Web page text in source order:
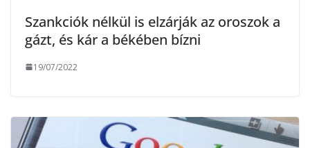
Szankciók nélkül is elzárják az oroszok a
gázt, és kár a békében bízni
19/07/2022